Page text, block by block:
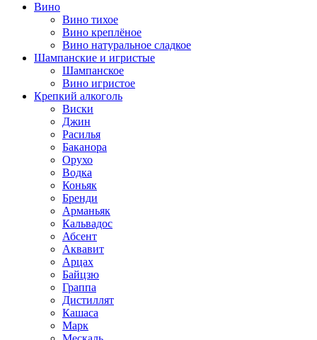
Вино
Вино тихое
Вино креплёное
Вино натуральное сладкое
Шампанские и игристые
Шампанское
Вино игристое
Крепкий алкоголь
Виски
Джин
Расилья
Баканора
Орухо
Водка
Коньяк
Бренди
Арманьяк
Кальвадос
Абсент
Аквавит
Арцах
Байцзю
Граппа
Дистиллят
Кашаса
Марк